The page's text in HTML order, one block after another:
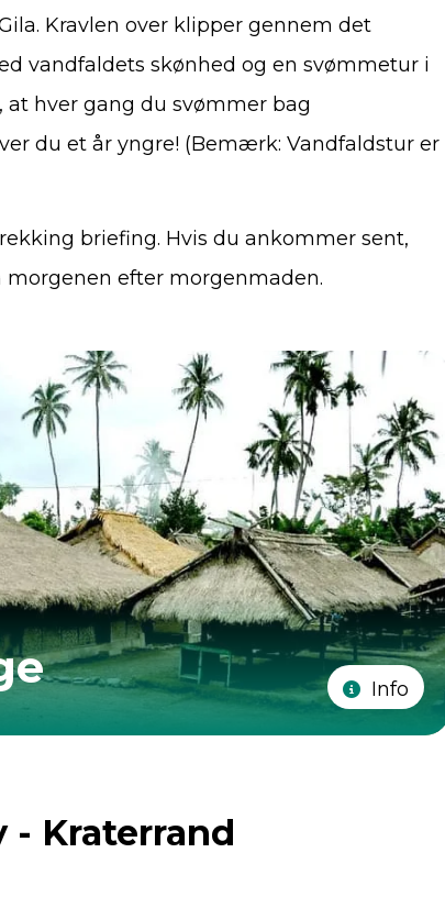
Kravlen over klipper gennem det
vandfaldets skønhed og en svømmetur i
at hver gang du svømmer bag
du et år yngre! (Bemærk: Vandfaldstur er
briefing. Hvis du ankommer sent,
efter morgenmaden.
Info
- Kraterrand